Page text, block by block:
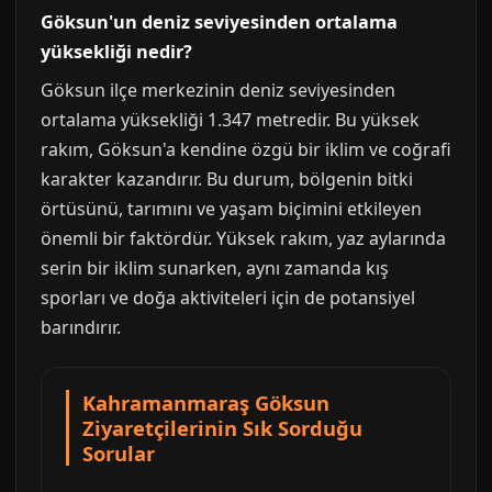
Göksun'un deniz seviyesinden ortalama
yüksekliği nedir?
Göksun ilçe merkezinin deniz seviyesinden
ortalama yüksekliği 1.347 metredir. Bu yüksek
rakım, Göksun'a kendine özgü bir iklim ve coğrafi
karakter kazandırır. Bu durum, bölgenin bitki
örtüsünü, tarımını ve yaşam biçimini etkileyen
önemli bir faktördür. Yüksek rakım, yaz aylarında
serin bir iklim sunarken, aynı zamanda kış
sporları ve doğa aktiviteleri için de potansiyel
barındırır.
Kahramanmaraş Göksun
Ziyaretçilerinin Sık Sorduğu
Sorular